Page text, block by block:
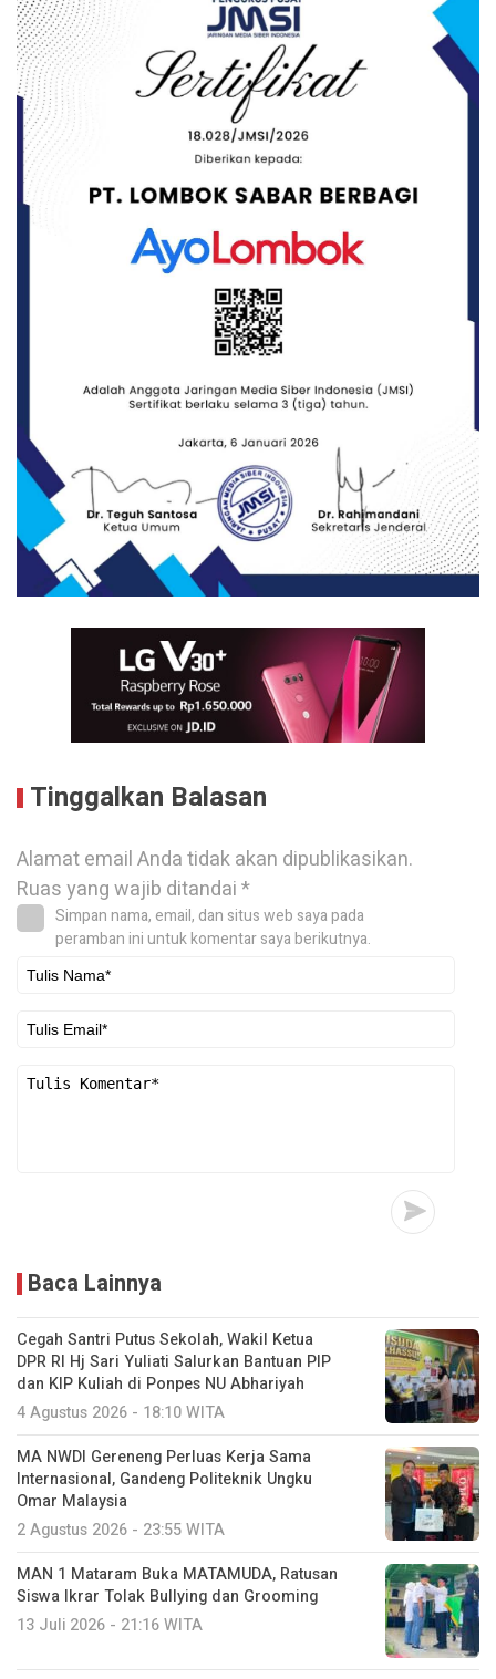
Tinggalkan Balasan
Alamat email Anda tidak akan dipublikasikan.
Ruas yang wajib ditandai*
Simpan nama, email, dan situs web saya pada
peramban ini untuk komentar saya berikutnya.
Baca Lainnya
Cegah Santri Putus Sekolah, Wakil Ketua
DPR RI Hj Sari Yuliati Salurkan Bantuan PIP
dan KIP Kuliah di Ponpes NU Abhariyah
4 Agustus 2026 - 18:10 WITA
MA NWDI Gereneng Perluas Kerja Sama
Internasional, Gandeng Politeknik Ungku
Omar Malaysia
2 Agustus 2026 - 23:55 WITA
MAN 1 Mataram Buka MATAMUDA, Ratusan
Siswa Ikrar Tolak Bullying dan Grooming
13 Juli 2026 - 21:16 WITA